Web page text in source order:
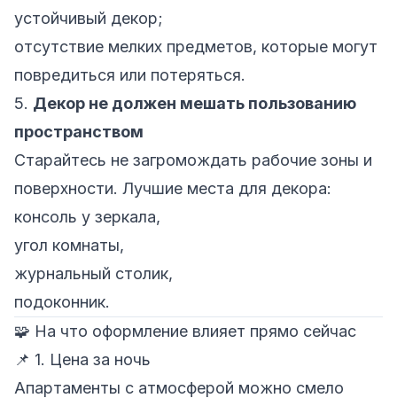
устойчивый декор;
отсутствие мелких предметов, которые могут
повредиться или потеряться.
5. Декор не должен мешать пользованию
пространством
Старайтесь не загромождать рабочие зоны и
поверхности. Лучшие места для декора:
консоль у зеркала,
угол комнаты,
журнальный столик,
подоконник.
🧩 На что оформление влияет прямо сейчас
📌 1. Цена за ночь
Апартаменты с атмосферой можно смело